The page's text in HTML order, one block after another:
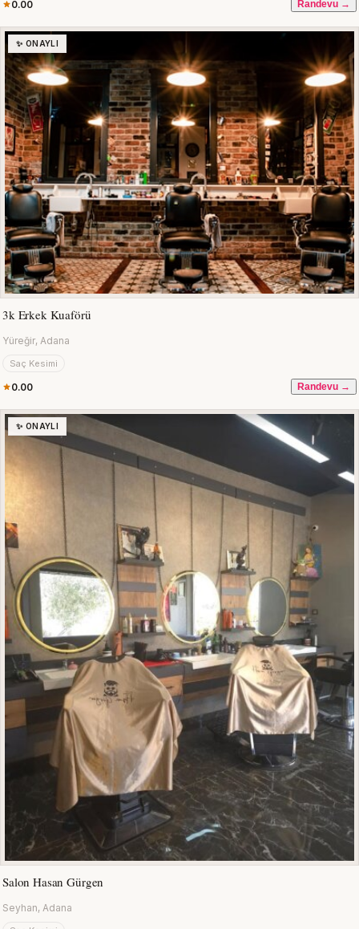
0.00 Randevu →
✨ ONAYLI
3k Erkek Kuaförü
Yüreğir, Adana
Saç Kesimi
0.00 Randevu →
✨ ONAYLI
Salon Hasan Gürgen
Seyhan, Adana